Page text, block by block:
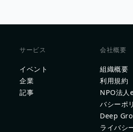
サービス
イベント
企業
記事
会社概要
組織概要
利用規約
NPO法
バシーポ
Deep
ライバシ